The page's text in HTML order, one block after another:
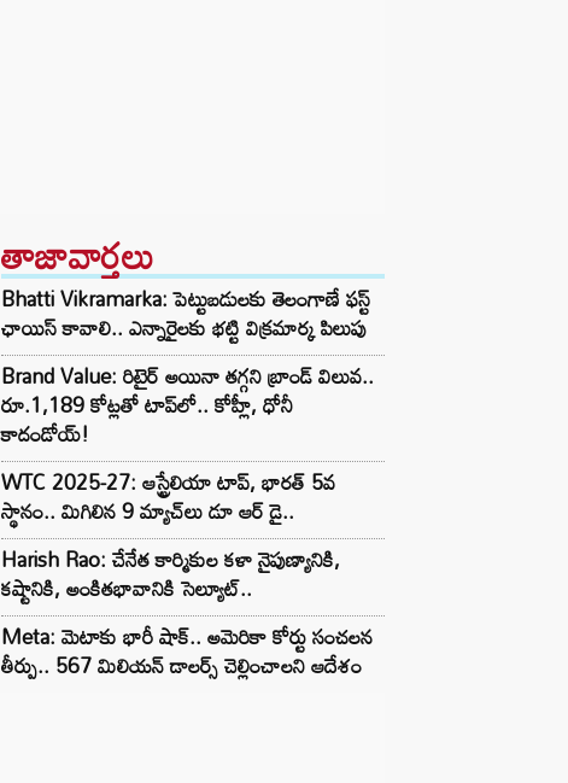
తాజావార్తలు
Bhatti Vikramarka: పెట్టుబడులకు తెలంగాణే ఫస్ట్
ఛాయిస్ కావాలి.. ఎన్నారైలకు భట్టి విక్రమార్క పిలుపు
Brand Value: రిటైర్ అయినా తగ్గని బ్రాండ్ విలువ..
రూ.1,189 కోట్లతో టాప్‌లో.. కోహ్లీ, ధోనీ
కాదండోయ్!
WTC 2025-27: ఆస్ట్రేలియా టాప్, భారత్ 5వ
స్థానం.. మిగిలిన 9 మ్యాచ్‌లు డూ ఆర్ డై..
Harish Rao: చేనేత కార్మికుల కళా నైపుణ్యానికి,
కష్టానికి, అంకితభావానికి సెల్యూట్..
Meta: మెటాకు భారీ షాక్.. అమెరికా కోర్టు సంచలన
తీర్పు.. 567 మిలియన్ డాలర్స్ చెల్లించాలని ఆదేశం